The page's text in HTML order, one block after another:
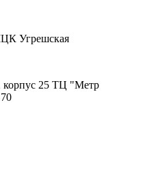
Угрешская
корпус 25 ТЦ "Метр